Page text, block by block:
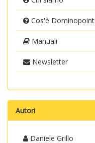
Cos'è Dominopoint
Manuali
Newsletter
Autori
Daniele Grillo